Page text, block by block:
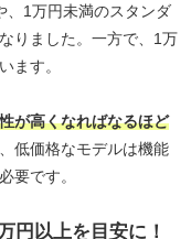
、1万円未満のスタンダ
りました。一方で、1万
ます。
が高くなればなるほど
低価格なモデルは機能
要です。
円以上を目安に！